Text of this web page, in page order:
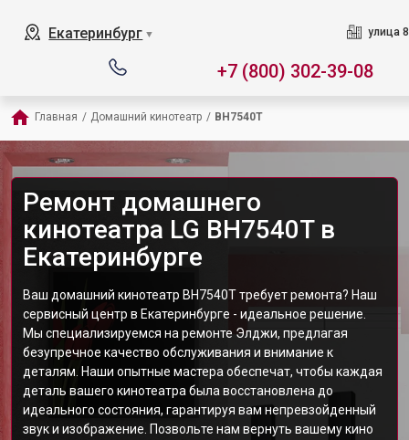
Екатеринбург ▼ улица
+7 (800) 302-39-08
Главная / Домашний кинотеатр / BH7540T
Ремонт домашнего
кинотеатра LG BH7540T в
Екатеринбурге
Ваш домашний кинотеатр BH7540T требует ремонта? Наш
сервисный центр в Екатеринбурге - идеальное решение.
Мы специализируемся на ремонте Элджи, предлагая
безупречное качество обслуживания и внимание к
деталям. Наши опытные мастера обеспечат, чтобы каждая
деталь вашего кинотеатра была восстановлена до
идеального состояния, гарантируя вам непревзойденный
звук и изображение. Позвольте нам вернуть вашему кино